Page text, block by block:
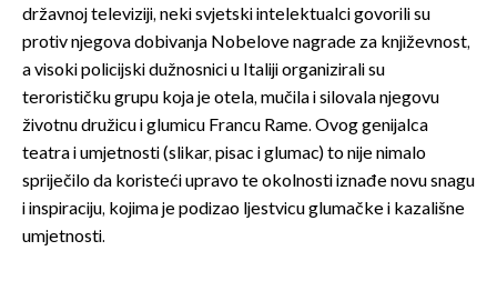
državnoj televiziji, neki svjetski intelektualci govorili su
protiv njegova dobivanja Nobelove nagrade za književnost,
a visoki policijski dužnosnici u Italiji organizirali su
terorističku grupu koja je otela, mučila i silovala njegovu
životnu družicu i glumicu Francu Rame. Ovog genijalca
teatra i umjetnosti (slikar, pisac i glumac) to nije nimalo
spriječilo da koristeći upravo te okolnosti iznađe novu snagu
i inspiraciju, kojima je podizao ljestvicu glumačke i kazališne
umjetnosti.